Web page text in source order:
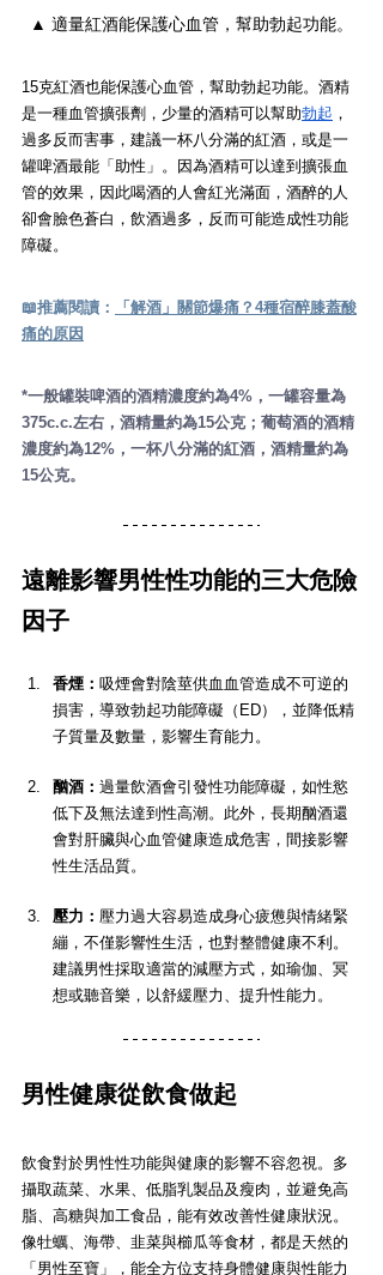
▲ 適量紅酒能保護心血管，幫助勃起功能。
15克紅酒也能保護心血管，幫助勃起功能。酒精
是一種血管擴張劑，少量的酒精可以幫助勃起 ，
過多反而害事，建議一杯八分滿的紅酒，或是一
罐啤酒最能「助性」。因為酒精可以達到擴張血
管的效果，因此喝酒的人會紅光滿面，酒醉的人
卻會臉色蒼白，飲酒過多，反而可能造成性功能
障礙。
📖推薦閱讀：
「解酒」關節爆痛？4種宿醉膝蓋酸
痛的原因
*一般罐裝啤酒的酒精濃度約為4%，一罐容量為
375c.c.左右，酒精量約為15公克；葡萄酒的酒精
濃度約為12%，一杯八分滿的紅酒，酒精量約為
15公克。
遠離影響男性性功能的三大危險
因子
香煙： 吸煙會對陰莖供血血管造成不可逆的
損害，導致勃起功能障礙（ED），並降低精
子質量及數量，影響生育能力。
酗酒： 過量飲酒會引發性功能障礙，如性慾
低下及無法達到性高潮。此外，長期酗酒還
會對肝臟與心血管健康造成危害，間接影響
性生活品質。
壓力： 壓力過大容易造成身心疲憊與情緒緊
繃，不僅影響性生活，也對整體健康不利。
建議男性採取適當的減壓方式，如瑜伽、冥
想或聽音樂，以舒緩壓力、提升性能力。
男性健康從飲食做起
飲食對於男性性功能與健康的影響不容忽視。多
攝取蔬菜、水果、低脂乳製品及瘦肉，並避免高
脂、高糖與加工食品，能有效改善性健康狀況。
像牡蠣、海帶、韭菜與櫛瓜等食材，都是天然的
「男性至寶」，能全方位支持身體健康與性能力